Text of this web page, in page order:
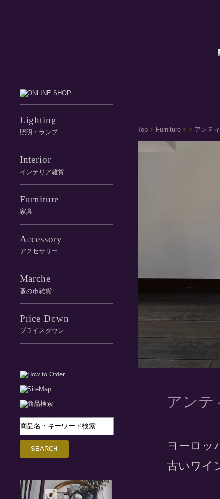
Top > Furniture > > アンテ
アンテ
ヨーロッ
古いワイ
Lighting
照明・ランプ
Interior
インテリア雑貨
Furniture
家具
Accessory
アクセサリー
Marche
蚤の市雑貨
Price Down
プライスダウン